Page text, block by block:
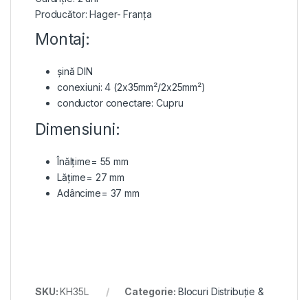
Producător: Hager- Franța
Montaj:
șină DIN
conexiuni: 4 (2x35mm²/2x25mm²)
conductor conectare: Cupru
Dimensiuni:
Înălțime= 55 mm
Lățime= 27 mm
Adâncime= 37 mm
SKU:KH35L Categorie: Blocuri Distribuție &